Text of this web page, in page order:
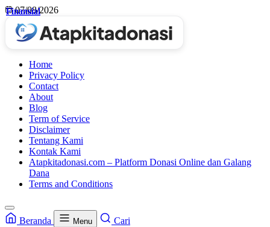
Skip
content
07/08/2026
Home
Privacy Policy
Contact
About
Blog
Term of Service
Disclaimer
Tentang Kami
Kontak Kami
Atapkitadonasi.com – Platform Donasi Online dan Galang
Dana
Terms and Conditions
Beranda Menu
Cari
Finansial
Finansial
Finansial
Finansial